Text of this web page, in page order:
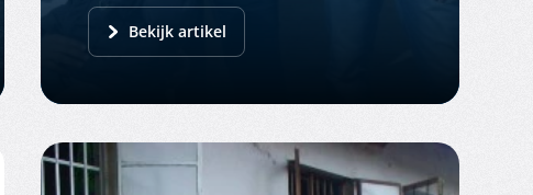
Bekijk artikel